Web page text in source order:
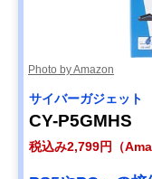
Photo by Amazon
サイバーガジェット
CY-P5GMHS
税込み2,799円（